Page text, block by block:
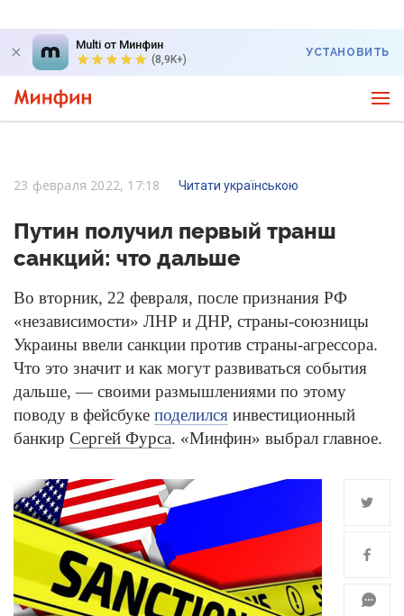
Multi от Минфин
(8,9K+)
УСТАНОВИТЬ
23 февраля 2022, 17:18 Читати українською
Путин получил первый транш
санкций: что дальше
Во вторник, 22 февраля, после признания РФ
«независимости» ЛНР и ДНР, страны-союзницы
Украины ввели санкции против страны-агрессора.
Что это значит и как могут развиваться события
дальше, — своими размышлениями по этому
поводу в фейсбуке поделился инвестиционный
банкир Сергей Фурса. «Минфин» выбрал главное.